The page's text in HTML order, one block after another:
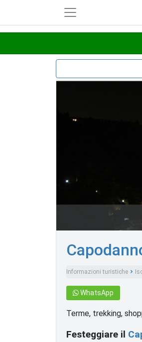
Informazioni turistiche
WhatsApp
Terme, trekking,
Festeggiare il